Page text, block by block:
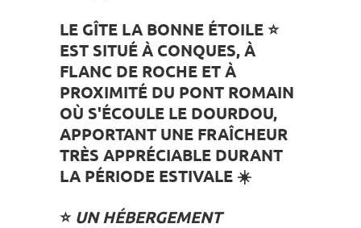
LE GÎTE LA BONNE ÉTOILE ⭐️
EST SITUÉ À CONQUES, À
FLANC DE ROCHE ET À
PROXIMITÉ DU PONT ROMAIN
OÙ S'ÉCOULE LE DOURDOU,
APPORTANT UNE FRAÎCHEUR
TRÈS APPRÉCIABLE DURANT
LA PÉRIODE ESTIVALE ☀️
⭐️ UN HÉBERGEMENT